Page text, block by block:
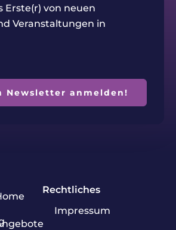
Erste(r) von neuen
Veranstaltungen in
Newsletter anmelden!
Rechtliches
Impressum